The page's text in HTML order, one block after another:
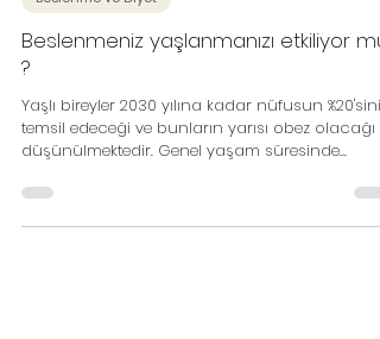
Diyetisyen Belgin Sağıt
25 Ağu 2022
2 dakikada okunur
Beslenmeniz yaşlanmanızı etkiliyor mu
?
Yaşlı bireyler 2030 yılına kadar nüfusun %20'sini